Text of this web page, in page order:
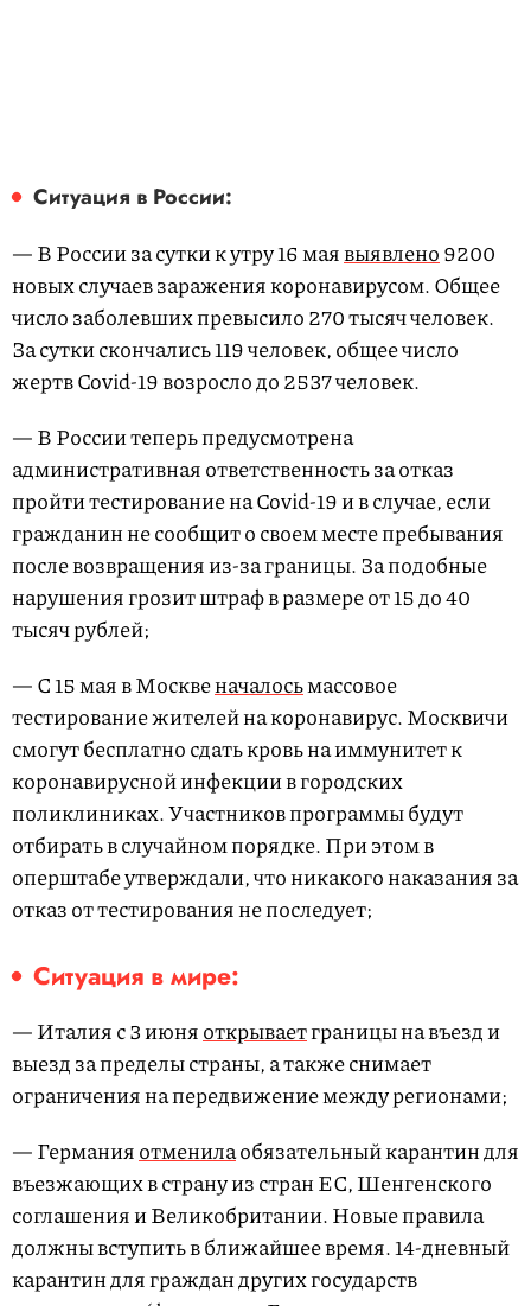
Ситуация в России:
— В России за сутки к утру 16 маявыявлено9200
новых случаев заражения коронавирусом. Общее
число заболевших превысило 270 тысяч человек.
За сутки скончались 119 человек, общее число
жертв Covid-19 возросло до 2537 человек.
— В России теперь предусмотрена
административная ответственность за отказ
пройти тестирование на Covid-19 и в случае, если
гражданин не сообщит о своем месте пребывания
после возвращения из-за границы. За подобные
нарушения грозит штраф в размере от 15 до 40
тысяч рублей;
— С 15 мая в Москвеначалосьмассовое
тестирование жителей на коронавирус. Москвичи
смогут бесплатно сдать кровь на иммунитет к
коронавирусной инфекции в городских
поликлиниках. Участников программы будут
отбирать в случайном порядке. При этом в
оперштабе утверждали, что никакого наказания за
отказ от тестирования не последует;
Ситуация в мире:
— Италия с 3 июняоткрываетграницы на въезд и
выезд за пределы страны, а также снимает
ограничения на передвижение между регионами;
— Германияотменилаобязательный карантин для
въезжающих в страну из стран ЕС, Шенгенского
соглашения и Великобритании. Новые правила
должны вступить в ближайшее время. 14-дневный
карантин для граждан других государств